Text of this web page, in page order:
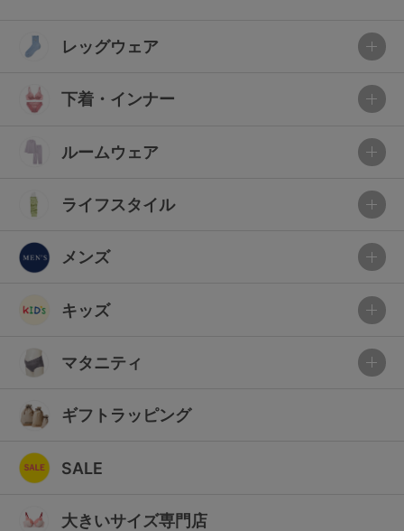
レッグウェア
下着・インナー
ルームウェア
ライフスタイル
メンズ
キッズ
マタニティ
ギフトラッピング
SALE
大きいサイズ専門店